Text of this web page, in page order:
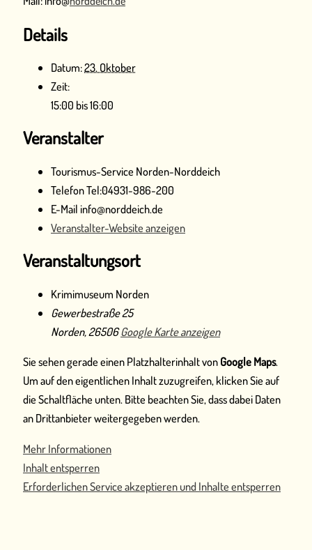
Details
Datum:23. Oktober
Zeit:
15:00 bis 16:00
Veranstalter
Tourismus-Service Norden-Norddeich
TelefonTel:04931-986-200
E-Mail info@norddeich.de
Veranstalter-Website anzeigen
Veranstaltungsort
Krimimuseum Norden
Gewerbestraße 25
Norden,26506Google Karte anzeigen
Sie sehen gerade einen Platzhalterinhalt vonGoogle Maps.
Um auf den eigentlichen Inhalt zuzugreifen, klicken Sie auf
die Schaltfläche unten. Bitte beachten Sie, dass dabei Daten
an Drittanbieter weitergegeben werden.
Mehr Informationen
Inhalt entsperren
Erforderlichen Service akzeptieren und Inhalte entsperren